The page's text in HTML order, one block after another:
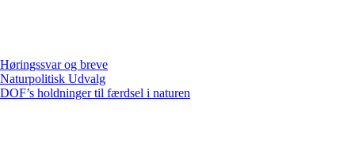
Høringssvar og breve
Naturpolitisk Udvalg
DOF’s holdninger til færdsel i naturen